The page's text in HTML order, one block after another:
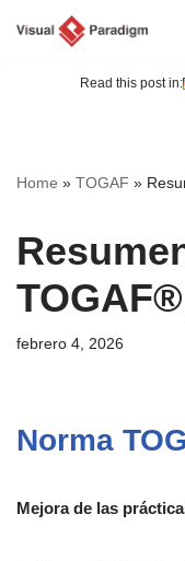
Read this post in:
Home » TOGAF »
febrero 4, 2026
Norma
Mejora de las